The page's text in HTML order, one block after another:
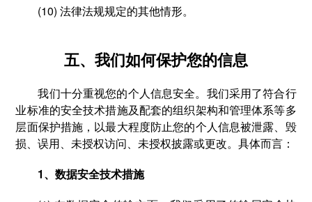
(10) 法律法规规定的其他情形。
五、我们如何保护您的信息
我们十分重视您的个人信息安全。我们采用了符合行
业标准的安全技术措施及配套的组织架构和管理体系等多
层面保护措施，以最大程度防止您的个人信息被泄露、毁
损、误用、未授权访问、未授权披露或更改。具体而言：
1、数据安全技术措施